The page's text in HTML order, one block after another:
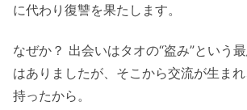
に代わり復讐を果たします。
なぜか？ 出会いはタオの“盗み”という
はありましたが、そこから交流が生ま
持ったから。